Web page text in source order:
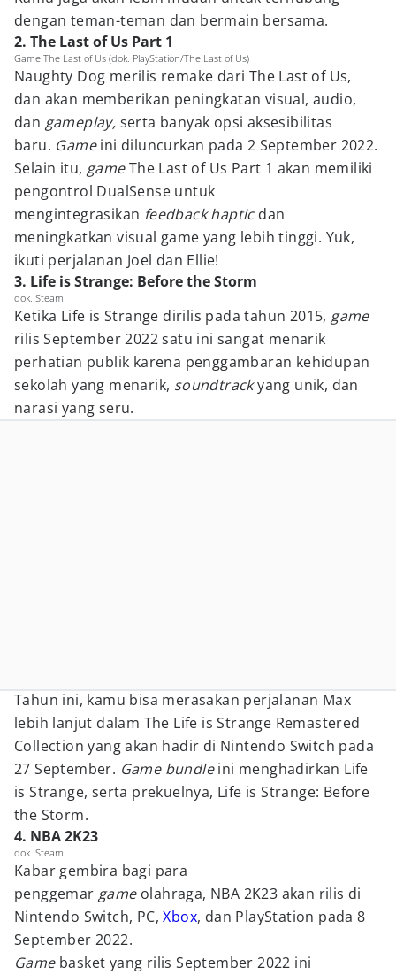
dengan teman-teman dan bermain bersama.
2. The Last of Us Part 1
Game The Last of Us (dok. PlayStation/The Last of Us)
Naughty Dog merilis remake dari The Last of Us,
dan akan memberikan peningkatan visual, audio,
dan gameplay, serta banyak opsi aksesibilitas
baru. Gameini diluncurkan pada 2 September 2022.
Selain itu, gameThe Last of Us Part 1 akan memiliki
pengontrol DualSense untuk
mengintegrasikan feedback haptic dan
meningkatkan visual game yang lebih tinggi. Yuk,
ikuti perjalanan Joel dan Ellie!
3. Life is Strange: Before the Storm
dok. Steam
Ketika Life is Strange dirilis pada tahun 2015, game
rilis September 2022 satu ini sangat menarik
perhatian publik karena penggambaran kehidupan
sekolah yang menarik, soundtrackyang unik, dan
narasi yang seru.
Tahun ini, kamu bisa merasakan perjalanan Max
lebih lanjut dalam The Life is Strange Remastered
Collection yang akan hadir di Nintendo Switch pada
27 September. Game bundleini menghadirkan Life
is Strange, serta prekuelnya, Life is Strange: Before
the Storm.
4. NBA 2K23
dok. Steam
Kabar gembira bagi para
penggemar game olahraga, NBA 2K23 akan rilis di
Nintendo Switch, PC,Xbox, dan PlayStation pada 8
September 2022.
Gamebasket yang rilis September 2022 ini